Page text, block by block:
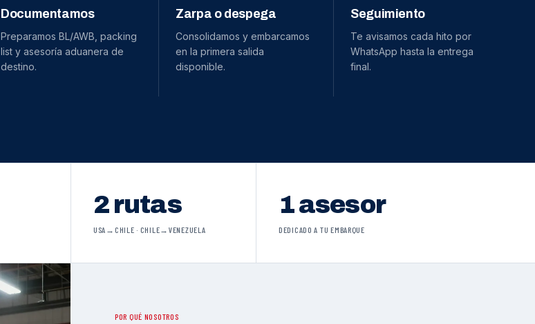
Documentamos
Preparamos BL/AWB, packing
list y asesoría aduanera de
destino.
Zarpa o despega
Consolidamos y embarcamos
en la primera salida
disponible.
Seguimiento
Te avisamos cada hito por
WhatsApp hasta la entrega
final.
2 rutas
USA→CHILE · CHILE→VENEZUELA
1 asesor
DEDICADO A TU EMBARQUE
POR QUÉ NOSOTROS